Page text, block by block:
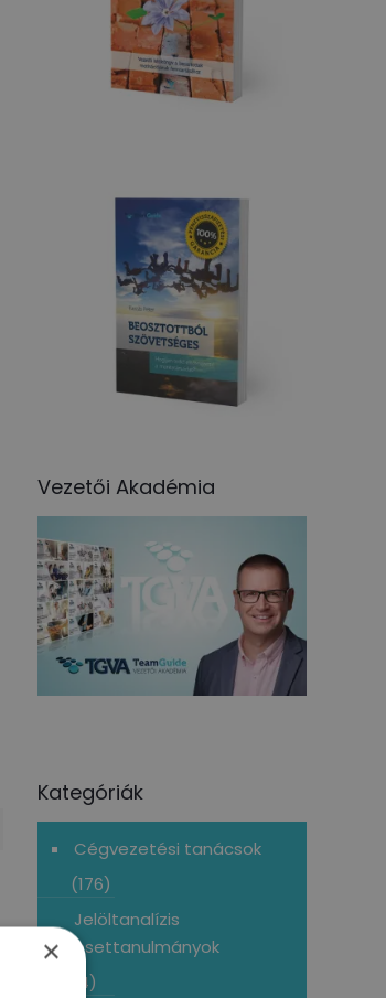
Vezetői Akadémia
Kategóriák
Cégvezetési tanácsok
(176)
Jelöltanalízis
esettanulmányok
(4)
×